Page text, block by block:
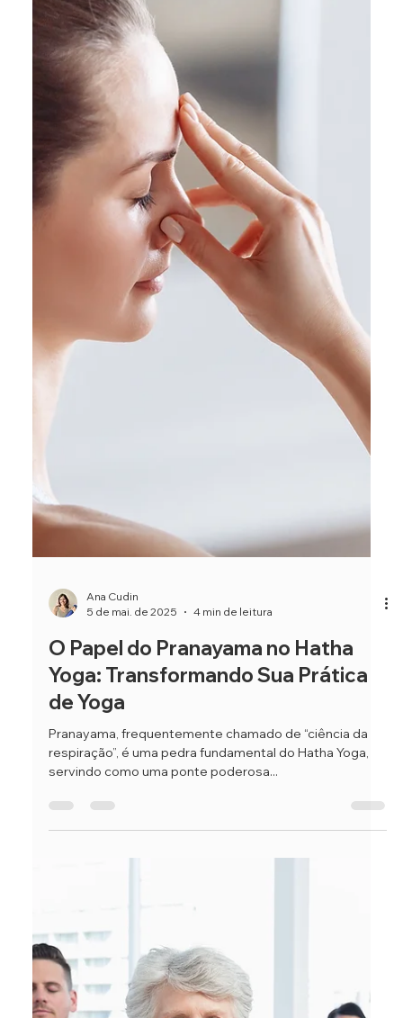
Ana Cudin
3 min de leitura
A Profunda Conexão entre Hatha
Yoga e Ayurveda: Uma União pela
Harmonia do Corpo e da Mente